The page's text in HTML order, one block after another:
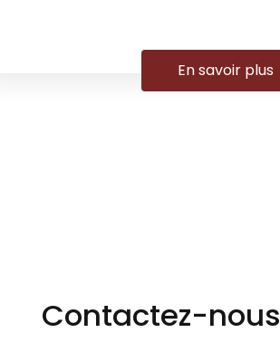
En savoir plus
Contactez-nous